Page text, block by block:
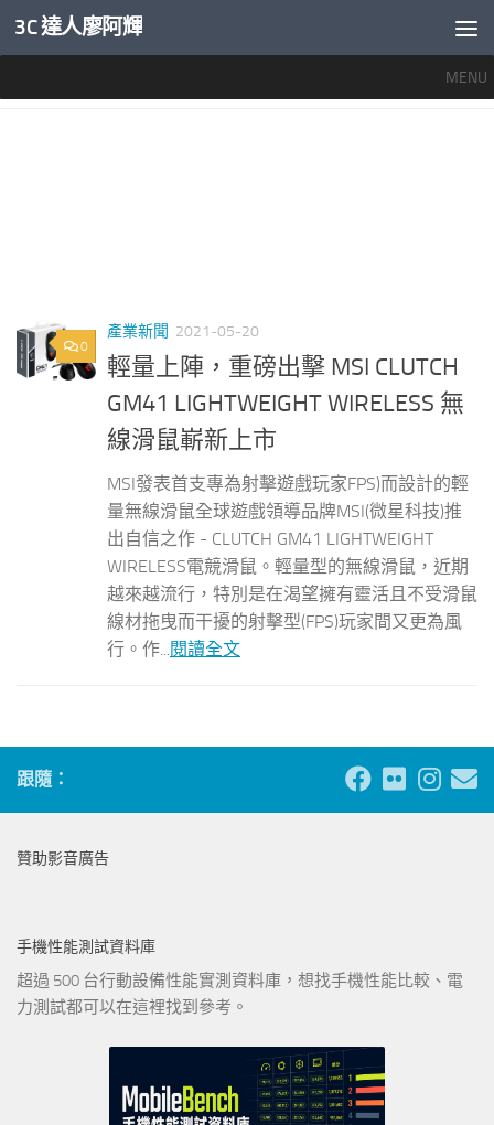
內文下方
3C 達人廖阿輝
MENU
0
產業新聞 2021-05-20
輕量上陣，重磅出擊 MSI CLUTCH
GM41 LIGHTWEIGHT WIRELESS 無
線滑鼠嶄新上市
MSI發表首支專為射擊遊戲玩家FPS)而設計的輕
量無線滑鼠全球遊戲領導品牌MSI(微星科技)推
出自信之作 - CLUTCH GM41 LIGHTWEIGHT
WIRELESS電競滑鼠。輕量型的無線滑鼠，近期
越來越流行，特別是在渴望擁有靈活且不受滑鼠
線材拖曳而干擾的射擊型(FPS)玩家間又更為風
行。作...閱讀全文
跟隨：
贊助影音廣告
手機性能測試資料庫
超過 500 台行動設備性能實測資料庫，想找手機性能比較、電
力測試都可以在這裡找到參考。